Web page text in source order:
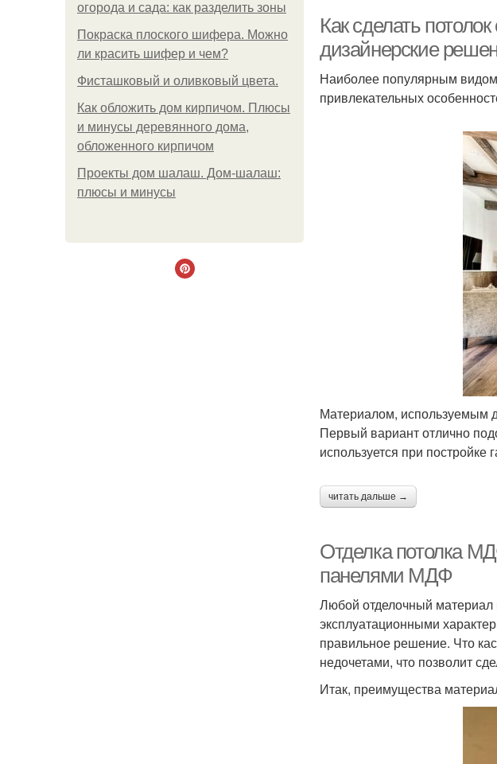
огорода и сада: как разделить зоны
Покраска плоского шифера. Можно
ли красить шифер и чем?
Фисташковый и оливковый цвета.
Как обложить дом кирпичом. Плюсы
и минусы деревянного дома,
обложенного кирпичом
Проекты дом шалаш. Дом-шалаш:
плюсы и минусы
Как сделать
дизайнерские
Наиболее популярным видом
привлекательных
Материалом, используемым
Первый вариант отлично
используется при постройке
читать дальше →
Отделка потолка
панелями МДФ
Любой отделочный
эксплуатационными
правильное решение. Что
недочетами, что позволит
Итак, преимущества